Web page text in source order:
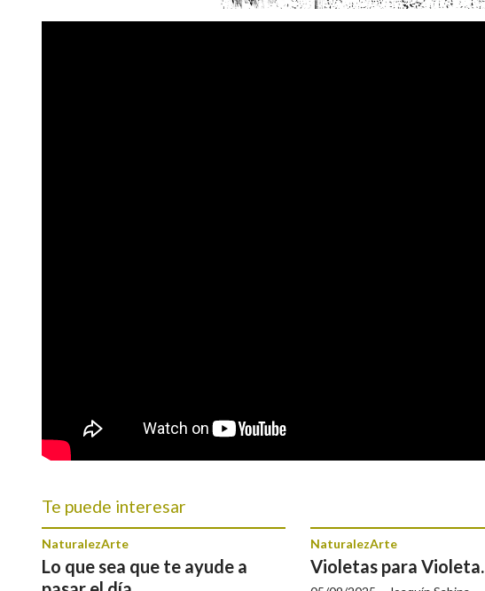
Te puede interesar
Lo que sea que te ayude a
NaturalezArte
Violetas para Violeta.
NaturalezArte